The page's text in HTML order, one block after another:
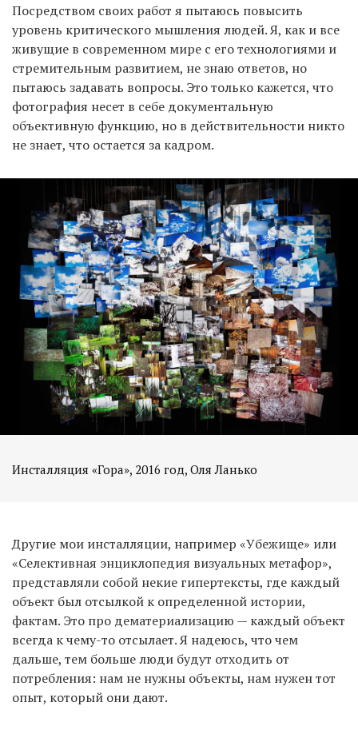
Посредством своих работ я пытаюсь повысить
уровень критического мышления людей. Я, как и все
живущие в современном мире с его технологиями и
стремительным развитием, не знаю ответов, но
пытаюсь задавать вопросы. Это только кажется, что
фотография несет в себе документальную
объективную функцию, но в действительности никто
не знает, что остается за кадром.
Инсталляция «Гора», 2016 год, Оля Ланько
Другие мои инсталляции, например «Убежище» или
«Селективная энциклопедия визуальных метафор»,
представляли собой некие гипертексты, где каждый
объект был отсылкой к определенной истории,
фактам. Это про дематериализацию — каждый объект
всегда к чему-то отсылает. Я надеюсь, что чем
дальше, тем больше люди будут отходить от
потребления: нам не нужны объекты, нам нужен тот
опыт, который они дают.